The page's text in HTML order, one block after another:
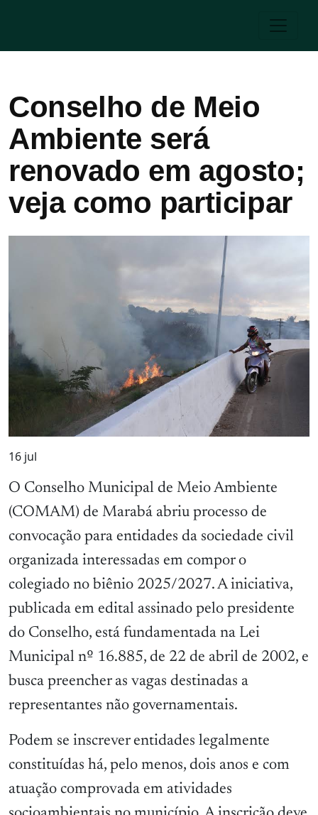
Conselho de Meio
Ambiente será
renovado em agosto;
veja como participar
16 jul
O Conselho Municipal de Meio Ambiente
(COMAM) de Marabá abriu processo de
convocação para entidades da sociedade civil
organizada interessadas em compor o
colegiado no biênio 2025/2027. A iniciativa,
publicada em edital assinado pelo presidente
do Conselho, está fundamentada na Lei
Municipal nº 16.885, de 22 de abril de 2002, e
busca preencher as vagas destinadas a
representantes não governamentais.
Podem se inscrever entidades legalmente
constituídas há, pelo menos, dois anos e com
atuação comprovada em atividades